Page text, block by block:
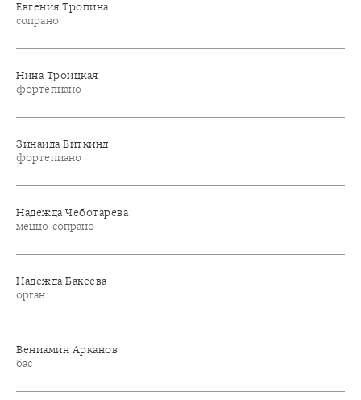
Евгения Тропина
сопрано
Нина Троицкая
фортепиано
Зинаида Виткинд
фортепиано
Надежда Чеботарева
меццо-сопрано
Надежда Бакеева
орган
Вениамин Арканов
бас